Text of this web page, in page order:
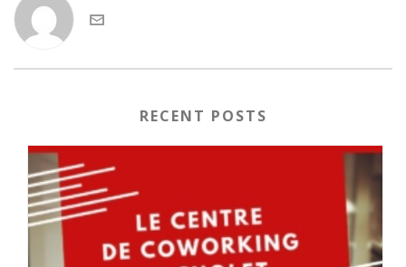
RECENT POSTS